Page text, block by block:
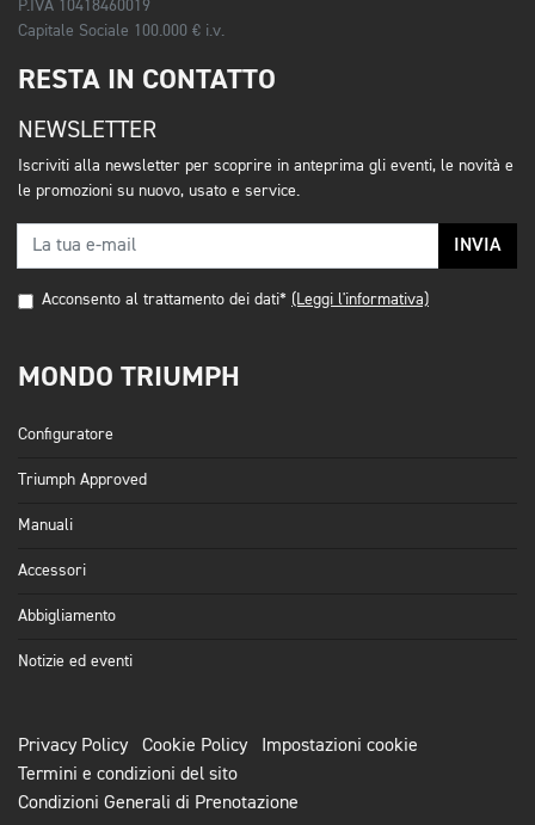
P.IVA 10418460019
Capitale Sociale 100.000 € i.v.
RESTA IN CONTATTO
NEWSLETTER
Iscriviti alla newsletter per scoprire in anteprima gli eventi, le novità e
le promozioni su nuovo, usato e service.
INVIA
Acconsento al trattamento dei dati* (Leggi l'informativa)
MONDO TRIUMPH
Configuratore
Triumph Approved
Manuali
Accessori
Abbigliamento
Notizie ed eventi
Privacy Policy Cookie Policy
Impostazioni cookie
Termini e condizioni del sito
Condizioni Generali di Prenotazione